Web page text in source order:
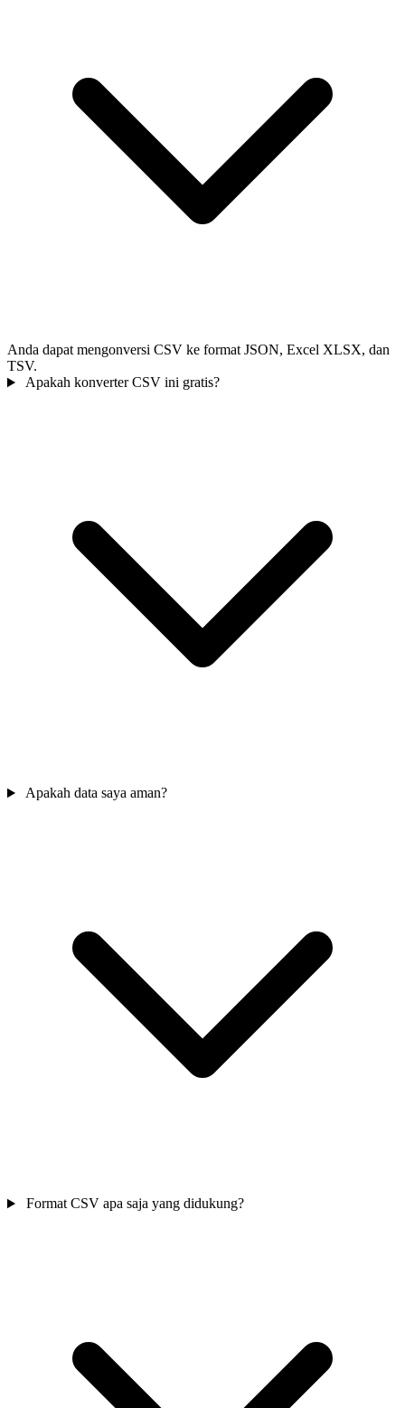
Anda dapat mengonversi CSV ke format JSON, Excel XLSX, dan
TSV.
Apakah konverter CSV ini gratis?
Apakah data saya aman?
Format CSV apa saja yang didukung?